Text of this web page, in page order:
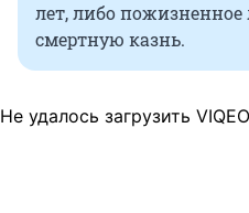
лет, либо
смертную казнь.
Не удалось загрузить VIQEO